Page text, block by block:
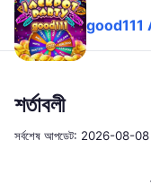
good111
শর্তাবলী
সর্বশেষ আপডেট: 2026-08-08